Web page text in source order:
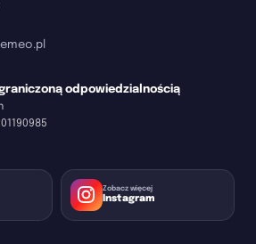
odpowiedzialnością
Zobacz więcej
Instagram